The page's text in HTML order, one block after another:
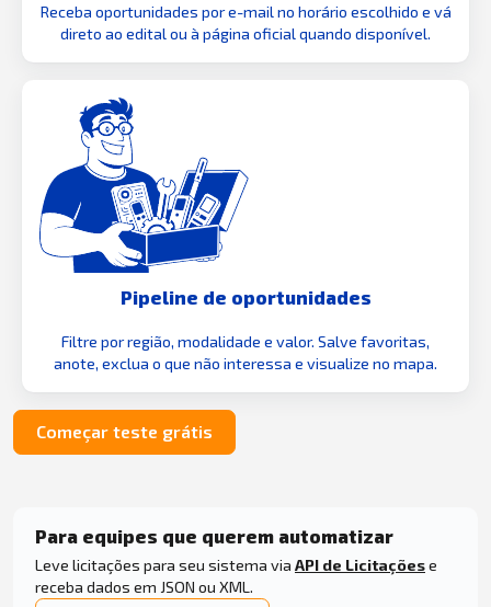
Receba oportunidades por e-mail no horário escolhido e vá
direto ao edital ou à página oficial quando disponível.
Pipeline de oportunidades
Filtre por região, modalidade e valor. Salve favoritas,
anote, exclua o que não interessa e visualize no mapa.
Começar teste grátis
Para equipes que querem automatizar
Leve licitações para seu sistema via API de Licitaçõese
receba dados em JSON ou XML.